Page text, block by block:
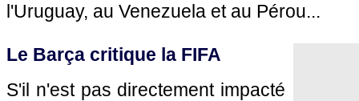
l'Uruguay, au Venezuela et au Pérou...
Le Barça critique la FIFA
S'il n'est pas directement impacté